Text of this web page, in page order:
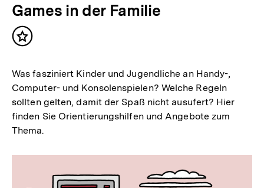
Games in der Familie
Inhalt
Was fasziniert Kinder und Jugendliche an Handy-,
Computer- und Konsolenspielen? Welche Regeln
sollten gelten, damit der Spaß nicht ausufert? Hier
finden Sie Orientierungshilfen und Angebote zum
Thema.